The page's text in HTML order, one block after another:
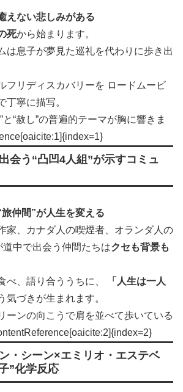
えない悲しみがある
死から始まります。
は息子が夢見た巡礼を代わりに歩き出
フリディスカバリーを ロードムービ
丁寧に描写。
と“赦し”の普遍的テーマが胸に響きま
会う“凸凹4人組”が示すコミュ
仲間”が人生を変える
家、カナダ人の喫煙者、オランダ人の
中で出会う仲間たちはクセも背景も
べ、語り合ううちに、
「人生は一人
気づきが生まれます。
ーンの向こうで肩を並べて歩いている
・シーン×エミリオ・エステベ
”化学反応